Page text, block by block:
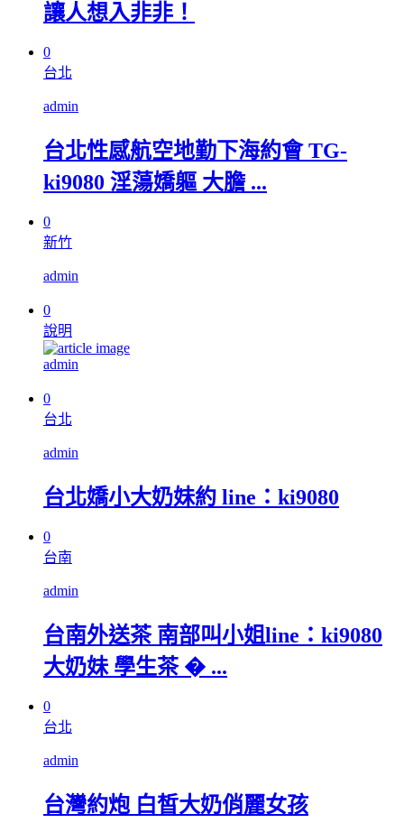
讓人想入非非！
0
台北
admin
台北性感航空地勤下海約會 TG-
ki9080 淫蕩嬌軀 大膽 ...
0
新竹
admin
0
說明
admin
0
台北
admin
台北嬌小大奶妹約 line：ki9080
0
台南
admin
台南外送茶 南部叫小姐line：ki9080
大奶妹 學生茶 � ...
0
台北
admin
台灣約炮 白皙大奶俏麗女孩